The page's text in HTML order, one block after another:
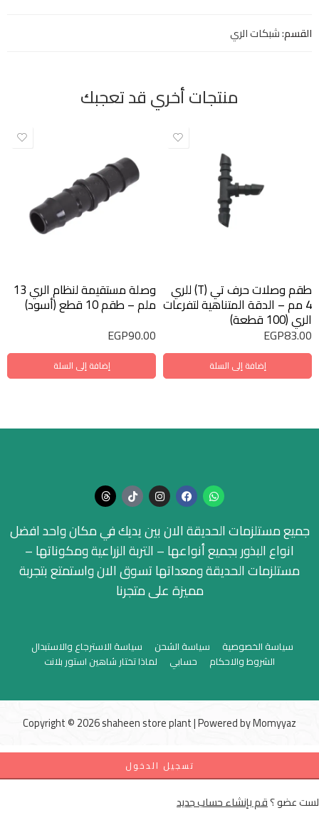
القسم:شبكات الري
منتجات أخري قد تعجبك
طقم وصلات حرف تي (T) للري
4 مم – الدقة المتناهية لتفرعات
الري (100 قطعة)
EGP83.00
إضافة إلى السلة
وصلة مستقيمة لنظام الري 13
ملم – طقم 10 قطع (أسود)
EGP90.00
إضافة إلى السلة
جميع مستلزمات الحديقة الان بين يديك في مكان واحد افضل
انواع البذور بجميع أنواعها – التربة الزراعية ومكوناتها –
مستلزمات الحديقة ومعداتها تسوق الان واستمتع بتجربة
مميزة على متجرنا
سياسة الخصوصية سياسة الشحن
سياسة الاسترجاع والاستبدال
الشروط والاحكام
حسابي لماذا تختار شاهين استور بلانت
Copyright © 2026 shaheen store plant | Powered byMomyyaz
تسجيل الدخول
لست عضو ؟قم بإنشاء حساب جديد